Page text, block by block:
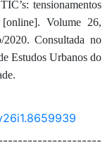
tensionamentos
[online]. Volume 26,
Consultada no
Estudos Urbanos do